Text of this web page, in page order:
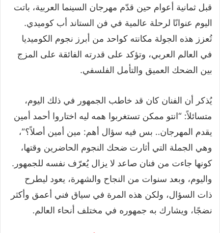
قبل ثمانية أعوام حين قدّم مهرجان السينما العربية، باتت
اليوم عنوانًا لرحلة عالمية في فن الستاند أب كوميدي.
تُعزز هذه الجولة مكانته كواحد من أبرز نجوم الكوميديا
في العالم العربي، وتؤكد على قدرته الفائقة على المزج
بين الضحك العميق والتأمل الفلسفي.
يُذكر أن الفنان كان قد خاطب الجمهور في ذلك اليوم،
متسائلاً: “انتو ممكن تستغربوا همه ليه اختاروا أحمد أمين
يقدم المهرجان.. بس فيه سؤال أهم: مين أمين أصلاً؟”،
وهي الجملة التي أثارت ضحك النجوم الحاضرين وقتها،
كونها جاءت من فنان صاعد لا يزال يُعرّف نفسه للجمهور.
واليوم، وبعد سنوات من النجاح والشهرة، يعود ليطرح
ذات السؤال، ولكن هذه المرة في سياق فني أعمق وأكثر
نضجًا، ويشارك به جمهوره في مختلف أنحاء العالم.